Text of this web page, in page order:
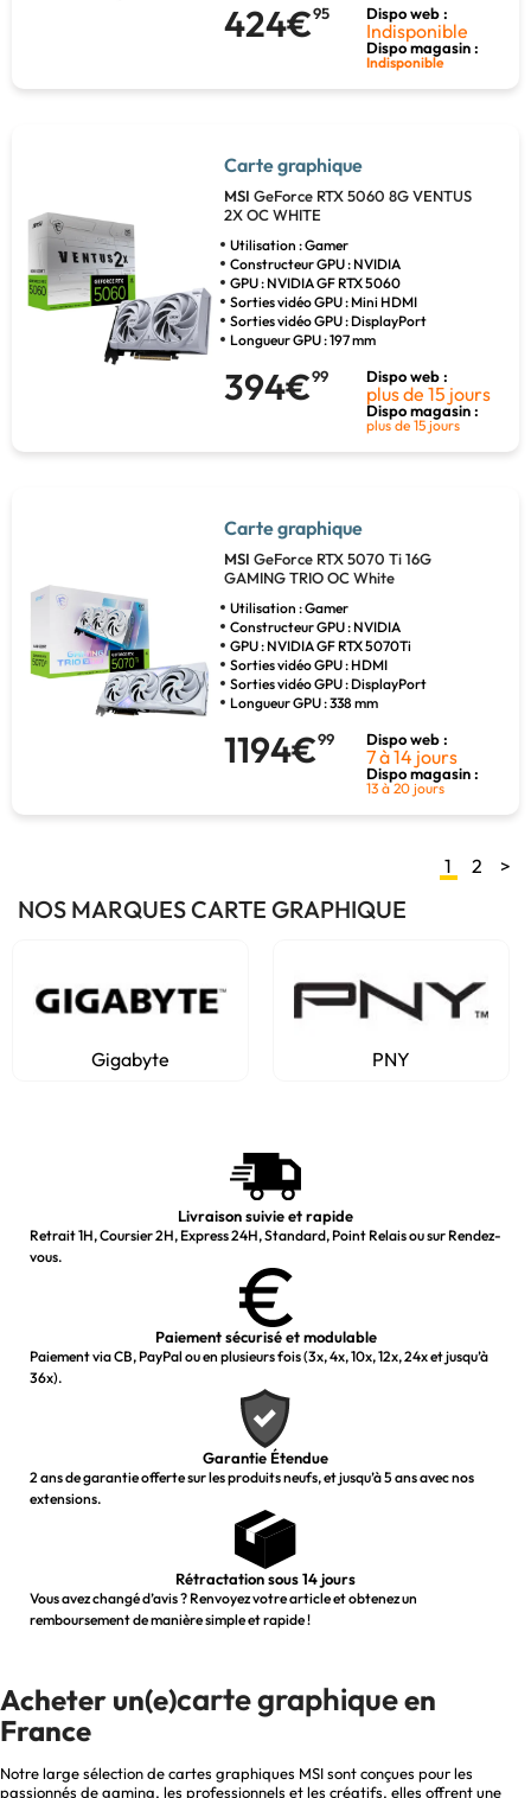
424€95 Dispo web :
Indisponible
Dispo magasin :
Indisponible
Carte graphique
MSI GeForce RTX 5060 8G VENTUS
2X OC WHITE
Utilisation : Gamer
Constructeur GPU : NVIDIA
GPU : NVIDIA GF RTX 5060
Sorties vidéo GPU : Mini HDMI
Sorties vidéo GPU : DisplayPort
Longueur GPU : 197 mm
394€99 Dispo web :
plus de 15 jours
Dispo magasin :
plus de 15 jours
Carte graphique
MSI GeForce RTX 5070 Ti 16G
GAMING TRIO OC White
Utilisation : Gamer
Constructeur GPU : NVIDIA
GPU : NVIDIA GF RTX 5070Ti
Sorties vidéo GPU : HDMI
Sorties vidéo GPU : DisplayPort
Longueur GPU : 338 mm
1194€99 Dispo web :
7 à 14 jours
Dispo magasin :
13 à 20 jours
1 2 >
NOS MARQUES CARTE GRAPHIQUE
Gigabyte PNY
Livraison suivie et rapide
Retrait 1H, Coursier 2H, Express 24H, Standard, Point Relais ou sur Rendez-
vous.
Paiement sécurisé et modulable
Paiement via CB, PayPal ou en plusieurs fois (3x, 4x, 10x, 12x, 24x et jusqu’à
36x).
Garantie Étendue
2 ans de garantie offerte sur les produits neufs, et jusqu’à 5 ans avec nos
extensions.
Rétractation sous 14 jours
Vous avez changé d’avis ? Renvoyez votre article et obtenez un
remboursement de manière simple et rapide !
Acheter un(e)carte graphiqueen
France
Notre large sélection de cartes graphiques MSI sont conçues pour les
passionnés de gaming, les professionnels et les créatifs, elles offrent une